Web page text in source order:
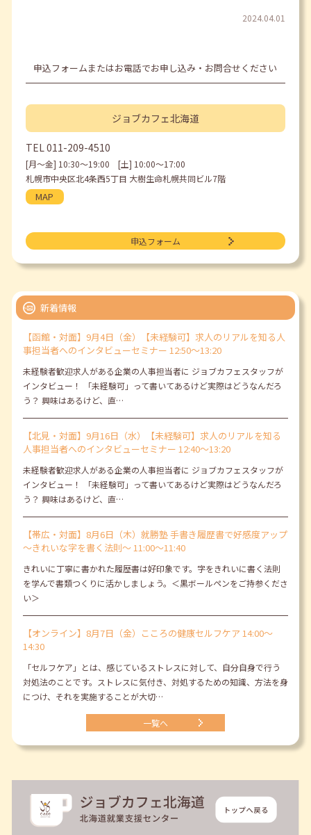
2024.04.01
申込フォームまたはお電話でお申し込み・お問合せください
ジョブカフェ北海道
TEL011-209-4510
[月〜金] 10:30〜19:00 [土] 10:00〜17:00
札幌市中央区北4条西5丁目 大樹生命札幌共同ビル7階
MAP
申込フォーム
新着情報
【函館・対面】9月4日（金）【未経験可】求人のリアルを知る人
事担当者へのインタビューセミナー 12:50～13:20
未経験者歓迎求人がある企業の人事担当者に ジョブカフェスタッフが
インタビュー！ 「未経験可」って書いてあるけど実際はどうなんだろ
う？ 興味はあるけど、直…
【北見・対面】9月16日（水）【未経験可】求人のリアルを知る
人事担当者へのインタビューセミナー 12:40～13:20
未経験者歓迎求人がある企業の人事担当者に ジョブカフェスタッフが
インタビュー！ 「未経験可」って書いてあるけど実際はどうなんだろ
う？ 興味はあるけど、直…
【帯広・対面】8月6日（木）就勝塾 手書き履歴書で好感度アップ
～きれいな字を書く法則～ 11:00～11:40
きれいに丁寧に書かれた履歴書は好印象です。字をきれいに書く法則
を学んで書類つくりに活かしましょう。＜黒ボールペンをご持参くださ
い＞
【オンライン】8月7日（金）こころの健康セルフケア 14:00～
14:30
「セルフケア」とは、感じているストレスに対して、自分自身で行う
対処法のことです。ストレスに気付き、対処するための知識、方法を身
につけ、それを実施することが大切…
一覧へ